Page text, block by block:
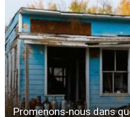
Promenons-nous dans